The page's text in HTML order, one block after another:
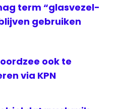
term “glasvezel-
gebruiken
ook te
via KPN